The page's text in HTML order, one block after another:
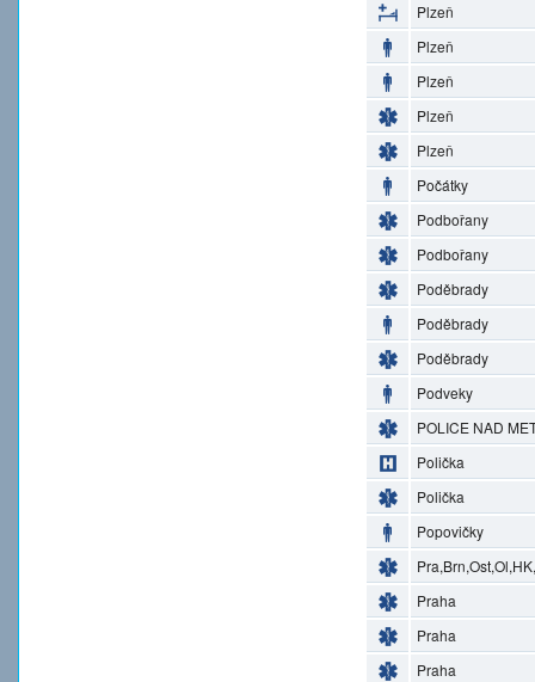
Plzeň
Plzeň
Plzeň
Plzeň
Plzeň
Počátky
Podbořany
Podbořany
Poděbrady
Poděbrady
Poděbrady
Podveky
POLICE NAD
Polička
Polička
Popovičky
Praha
Praha
Praha